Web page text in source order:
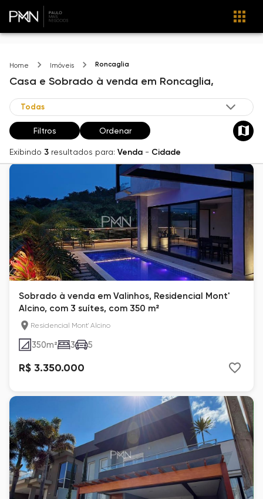
Home Imóveis Roncaglia
Casa e Sobrado à venda em Roncaglia,
Filtros Ordenar
Exibindo 3 resultados para: Venda - Cidade
Sobrado à venda em Valinhos, Residencial Mont'
Alcino, com 3 suítes, com 350 m²
Residencial Mont' Alcino
350m² 3 5
R$ 3.350.000